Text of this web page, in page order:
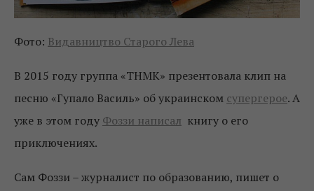
Фото: Видавництво Старого Лева
В 2015 году группа «ТНМК» презентовала клип на
песню «Гупало Василь» об украинском супергерое. А
уже в этом году Фоззи написал книгу о его
приключениях.
Сам Фоззи – журналист по образованию, пишет о